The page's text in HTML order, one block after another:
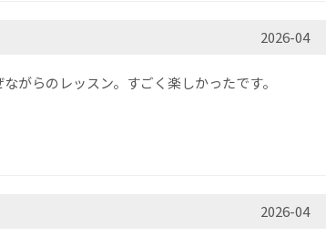
2026-04
がらのレッスン。すごく楽しかったです。
2026-04